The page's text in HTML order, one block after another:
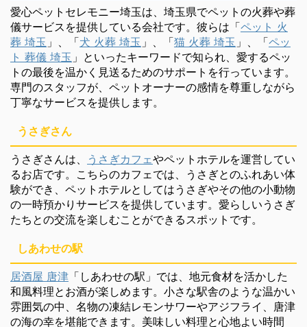
愛心ペットセレモニー埼玉は、埼玉県でペットの火葬や葬
儀サービスを提供している会社です。彼らは「ペット 火
葬 埼玉 」、「犬 火葬 埼玉 」、「猫 火葬 埼玉 」、「ペッ
ト 葬儀 埼玉 」といったキーワードで知られ、愛するペッ
トの最後を温かく見送るためのサポートを行っています。
専門のスタッフが、ペットオーナーの感情を尊重しながら
丁寧なサービスを提供します。
うさぎさん
うさぎさんは、 うさぎカフェやペットホテルを運営してい
るお店です。こちらのカフェでは、うさぎとのふれあい体
験ができ、ペットホテルとしてはうさぎやその他の小動物
の一時預かりサービスを提供しています。愛らしいうさぎ
たちとの交流を楽しむことができるスポットです。
しあわせの駅
居酒屋 唐津 「しあわせの駅」では、地元食材を活かした
和風料理とお酒が楽しめます。小さな駅舎のような温かい
雰囲気の中、名物の凍結レモンサワーやアジフライ、唐津
の海の幸を堪能できます。美味しい料理と心地よい時間